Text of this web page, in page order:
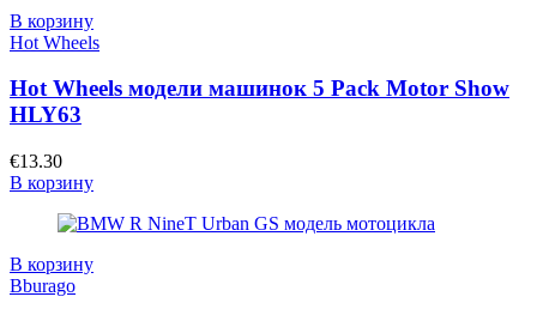
В корзину
Hot Wheels
Hot Wheels модели машинок 5 Pack Motor Show
HLY63
€13.30
В корзину
В корзину
Bburago